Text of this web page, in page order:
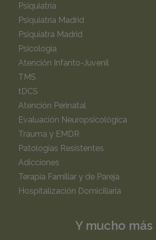
Psiquiatría
Psiquiatría Madrid
Psiquiatra Madrid
Psicología
Atención Infanto-Juvenil
TMS
tDCS
Atención Perinatal
Evaluación Neuropsicológica
Trauma y EMDR
Patologías Resistentes
Adicciones
Terapia Familiar y de Pareja
Hospitalización Domiciliaria
Y mucho más